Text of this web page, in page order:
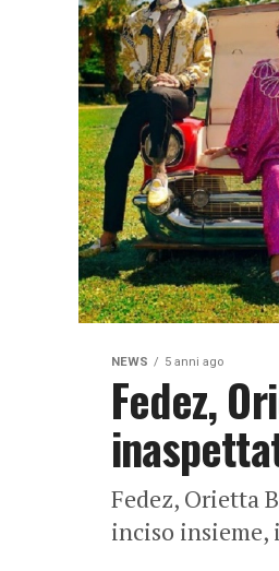
NEWS 5 anni ago
Fedez,
Fedez, Orietta
inciso insieme,